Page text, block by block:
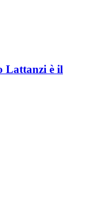
Lattanzi è il